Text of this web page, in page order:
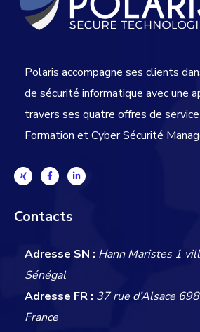
Polaris accompagne ses clients
de sécurité informatique avec une
travers ses quatre offres de
Formation et Cyber Sécurité
Contacts
Adresse SN : Hann Maristes 1
Sénégal
Adresse FR : 37 rue d’Alsace
France